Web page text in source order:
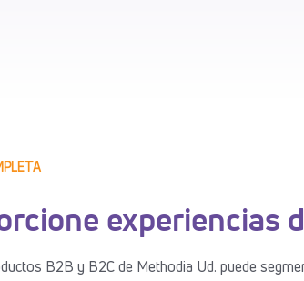
experiencias
B2B y B2C de Methodia Ud. puede